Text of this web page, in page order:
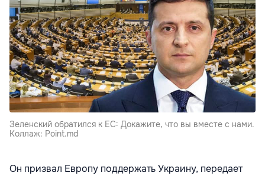
Зеленский обратился к ЕС: Докажите, что вы вместе с нами.
Коллаж: Point.md
Он призвал Европу поддержать Украину, передает